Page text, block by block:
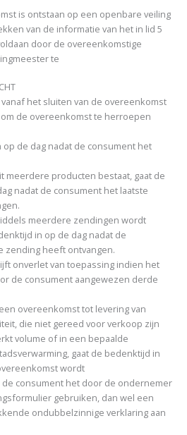
is ontstaan op een openbare veiling
van de informatie van het in lid 5
door de overeenkomstige
te
het sluiten van de overeenkomst
de overeenkomst te herroepen
op de dag nadat de consument het
meerdere producten bestaat, gaat de
nadat de consument het laatste
meerdere zendingen wordt
in op de dag nadat de
zending heeft ontvangen.
onverlet van toepassing indien het
de consument aangewezen derde
overeenkomst tot levering van
die niet gereed voor verkoop zijn
volume of in een bepaalde
gaat de bedenktijd in
wordt
consument het door de ondernemer
gebruiken, dan wel een
ondubbelzinnige verklaring aan